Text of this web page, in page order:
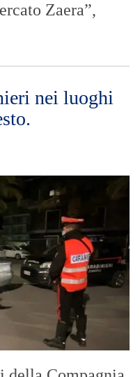
Zaera”,
nei luoghi